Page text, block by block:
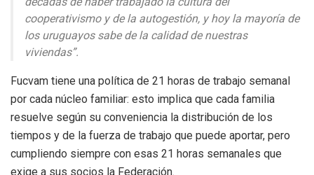
cooperativismo y de la autogestión, y hoy la mayoría de
los uruguayos sabe de la calidad de nuestras
viviendas”.
Fucvam tiene una política de 21 horas de trabajo semanal
por cada núcleo familiar: esto implica que cada familia
resuelve según su conveniencia la distribución de los
tiempos y de la fuerza de trabajo que puede aportar, pero
cumpliendo siempre con esas 21 horas semanales que
exige a sus socios la Federación.